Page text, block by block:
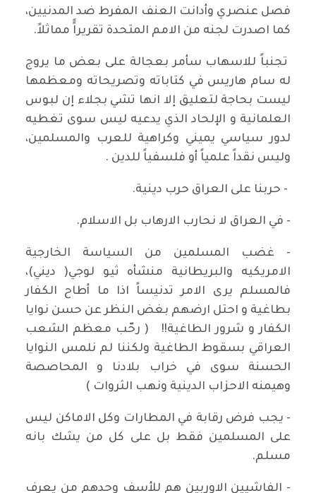
فصل عنصري وأدانت العنف المفرط ضد المدنيين،
كما اصدرت لجنه من الامم المتحدة تقريراًً مماثلاً.
تجنباً للاسهاب سأمر بعجالة على بعض ما يروج
له سام هاريس في كتاباته وتصريحاته ومعظمها
ليست بحاجة لتعليق إلا انها تشي بجلاء إن لبوس
العلمانية و الإلحاد الذي يدعيه ليس سوى تغطيه
لدور سياسي يميني وكراهية للعرب والمسلمين،
وليس نقداً علمياً أو فلسفياً للدين .
- حربنا على العراق حرب دينية.
- في العراق لا نحارب الارهاب بل الاسلام.
- غضب المسلمين من السياسة الخارجية
الامريكيه والبريطانية منشأه ثيو لوجي( ديني)،
فالمسلم يرى الامر تدنيساً اذا ما أطاح الكفار
بطاغية و احتل ارضهم بغض النظر عن حسن نوايا
الكفار و شرور الطاغية!! ( رحّب معظم الشعب
العراقي بسقوط الطاغية ولكننا لم نلمس النوايا
الحسنة سوى في خراب بلادنا و المحاصصة
وهيمنه الاحزاب الدينية ونهب الثروات )
- يجب فرض رقابة في المطارات وكل الاماكن ليس
على المسلمين فقط بل على كل من يشك بانه
مسلم.
- الفاشيين الاوربين هم للأسف وحدهم من يعرف